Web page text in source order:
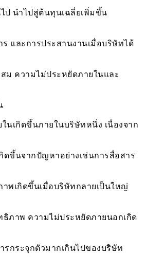
ป นำไปสู่ต้นทุนเฉลี่ยเพิ่มขึ้น
และการประสานงานเมื่อบริษัทได้
ม ความไม่ประหยัดภายในและ
นเกิดขึ้นภายในบริษัทหนึ่ง เนื่องจาก
ดขึ้นจากปัญหาอย่างเช่นการสื่อสาร
พเกิดขึ้นเมื่อบริษัทกลายเป็นใหญ่
ภาพ ความไม่ประหยัดภายนอกเกิด
รกระจุกตัวมากเกินไปของบริษัท